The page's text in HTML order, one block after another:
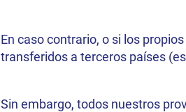
En caso contrario, o si los
transferidos a terceros países
Sin embargo, todos nuestros